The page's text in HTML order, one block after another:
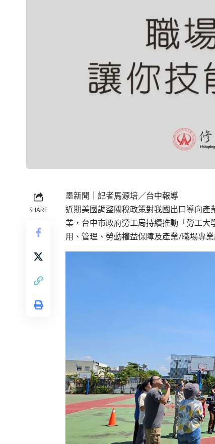
SHARE
墨新聞 ｜記者馬源培／台中報導
近期美國調整關稅政策對我國出口導向
業，台中市政府勞工局持續推動「勞工
用、管理、勞動權益保障及產業/職場專